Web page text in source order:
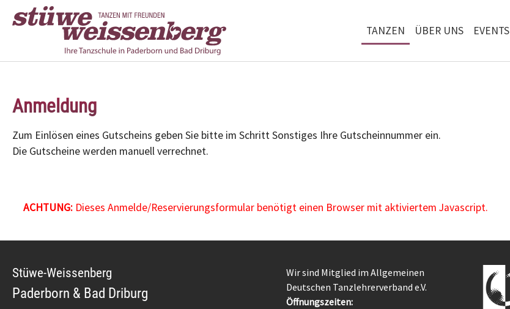
TANZEN ÜBER UNS EVENTS
Anmeldung
Zum Einlösen eines Gutscheins geben Sie bitte im Schritt Sonstiges Ihre Gutscheinnummer ein.
Die Gutscheine werden manuell verrechnet.
ACHTUNG:Dieses Anmelde/Reservierungsformular benötigt einen Browser mit aktiviertem Javascript.
Stüwe-Weissenberg
Paderborn & Bad Driburg
Wir sind Mitglied im Allgemeinen
Deutschen Tanzlehrerverband e.V.
Öffnungszeiten: